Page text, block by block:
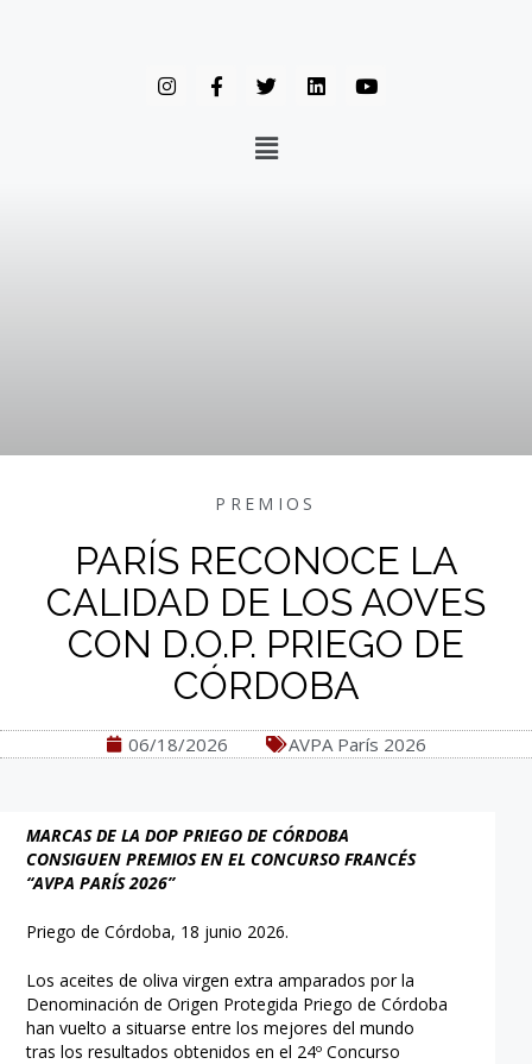
PREMIOS
PARÍS RECONOCE LA
CALIDAD DE LOS AOVES
CON D.O.P. PRIEGO DE
CÓRDOBA
06/18/2026 AVPA París 2026
MARCAS DE LA DOP PRIEGO DE CÓRDOBA
CONSIGUEN PREMIOS EN EL CONCURSO FRANCÉS
“AVPA PARÍS 2026”
Priego de Córdoba, 18 junio 2026.
Los aceites de oliva virgen extra amparados por la
Denominación de Origen Protegida Priego de Córdoba
han vuelto a situarse entre los mejores del mundo
tras los resultados obtenidos en el 24º Concurso